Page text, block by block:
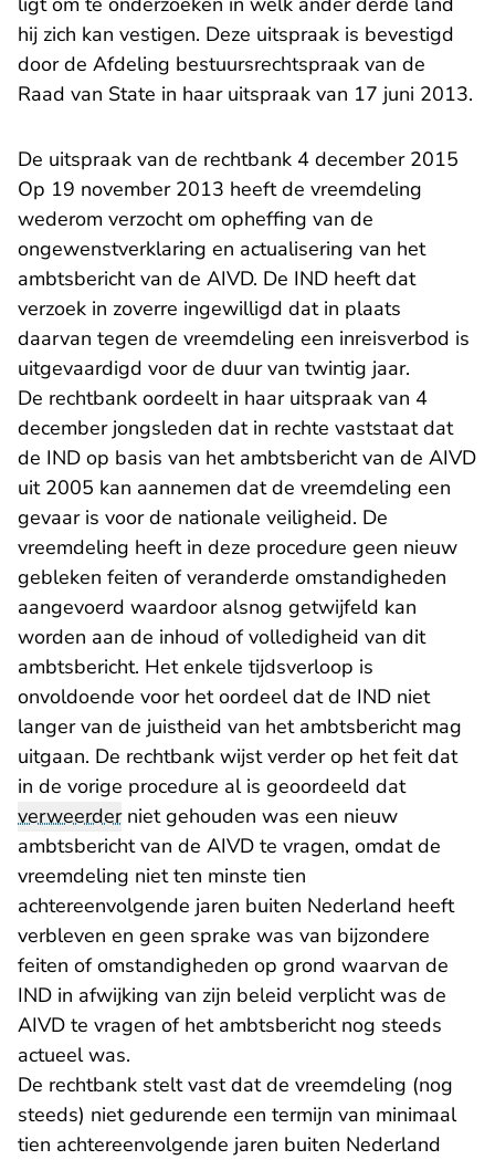
hij zich kan vestigen. Deze uitspraak is bevestigd
door de Afdeling bestuursrechtspraak van de
Raad van State in haar uitspraak van 17 juni 2013.
De uitspraak van de rechtbank 4 december 2015
Op 19 november 2013 heeft de vreemdeling
wederom verzocht om opheffing van de
ongewenstverklaring en actualisering van het
ambtsbericht van de AIVD. De IND heeft dat
verzoek in zoverre ingewilligd dat in plaats
daarvan tegen de vreemdeling een inreisverbod is
uitgevaardigd voor de duur van twintig jaar.
De rechtbank oordeelt in haar uitspraak van 4
december jongsleden dat in rechte vaststaat dat
de IND op basis van het ambtsbericht van de AIVD
uit 2005 kan aannemen dat de vreemdeling een
gevaar is voor de nationale veiligheid. De
vreemdeling heeft in deze procedure geen nieuw
gebleken feiten of veranderde omstandigheden
aangevoerd waardoor alsnog getwijfeld kan
worden aan de inhoud of volledigheid van dit
ambtsbericht. Het enkele tijdsverloop is
onvoldoende voor het oordeel dat de IND niet
langer van de juistheid van het ambtsbericht mag
uitgaan. De rechtbank wijst verder op het feit dat
in de vorige procedure al is geoordeeld dat
verweerderniet gehouden was een nieuw
ambtsbericht van de AIVD te vragen, omdat de
vreemdeling niet ten minste tien
achtereenvolgende jaren buiten Nederland heeft
verbleven en geen sprake was van bijzondere
feiten of omstandigheden op grond waarvan de
IND in afwijking van zijn beleid verplicht was de
AIVD te vragen of het ambtsbericht nog steeds
actueel was.
De rechtbank stelt vast dat de vreemdeling (nog
steeds) niet gedurende een termijn van minimaal
tien achtereenvolgende jaren buiten Nederland